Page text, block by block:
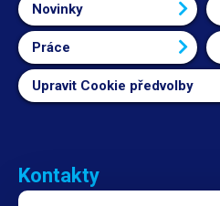
Novinky
Práce
Upravit Cookie předvolby
Kontakty